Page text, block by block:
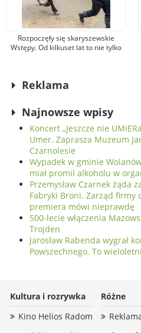
Rozpoczęły się skaryszewskie
Wstępy. Od kilkuset lat to nie tylko
Reklama
Najnowsze wpisy
Koncert „Jeszcze nie
Umer. Zaprasza Muzeum
Czarnolesie
Wypadek w gminie
miał promil alkoholu w
Przemysław Czarnek żąda
Fabryki Broni. Zarząd firmy
premiera mówi nieprawdę
500-lecie włączenia
Trojden
Jarosław Rabenda wygrał
Powszechnego. To
Kultura i rozrywka
Kino Helios Radom
Różne